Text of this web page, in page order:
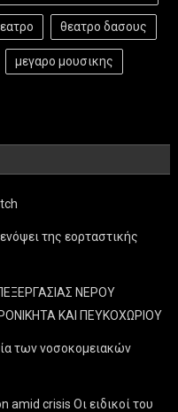
θεατρο δασους
μεγαρο μουσικης
της εορταστικής
ΝΕΡΟΥ
ΚΑΙ ΠΕΥΚΟΧΩΡΙΟΥ
των νοσοκομειακών
crisis Οι ειδικοί του